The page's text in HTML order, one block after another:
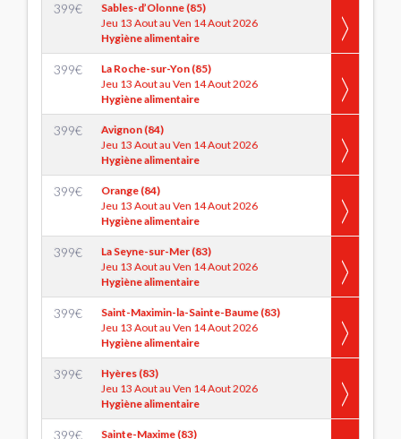
399€
Sables-d’Olonne (85)
Jeu 13 Aout au Ven 14 Aout 2026
Hygiène alimentaire
399€
La Roche-sur-Yon (85)
Jeu 13 Aout au Ven 14 Aout 2026
Hygiène alimentaire
399€
Avignon (84)
Jeu 13 Aout au Ven 14 Aout 2026
Hygiène alimentaire
399€
Orange (84)
Jeu 13 Aout au Ven 14 Aout 2026
Hygiène alimentaire
399€
La Seyne-sur-Mer (83)
Jeu 13 Aout au Ven 14 Aout 2026
Hygiène alimentaire
399€
Saint-Maximin-la-Sainte-Baume (83)
Jeu 13 Aout au Ven 14 Aout 2026
Hygiène alimentaire
399€
Hyères (83)
Jeu 13 Aout au Ven 14 Aout 2026
Hygiène alimentaire
399€
Sainte-Maxime (83)